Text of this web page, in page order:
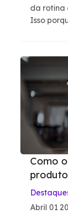
da rotina
Isso
Como
Abril 01